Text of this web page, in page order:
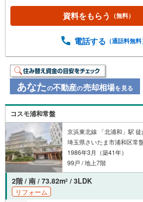
ンズグループ 東宝ハウス浦和
宝ハウス浦和の住宅ローン■変動
金利1.275％の比較借入金4000万円
あります）◇TOHO HOUSE
東宝ハウスのライフパートナーが
ニング、かけ…
資料をもらう （無料）
電話する （通話料無料
あなたの不動産の売却相場を見る
コスモ浦和常盤
京浜東北線 「北浦和」駅
埼玉県さいたま市浦和区常
1986年3月（築41年）
99戸 / 地上7階
2階 / 南 / 73.82m2 / 3LDK
リフォーム